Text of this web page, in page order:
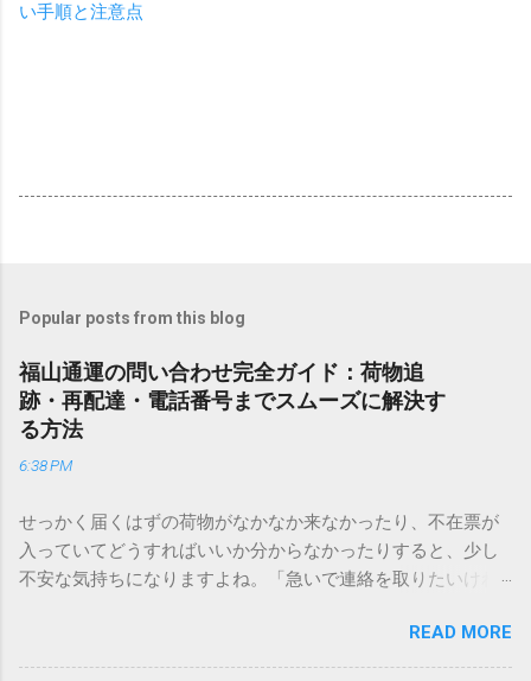
い手順と注意点
Popular posts from this blog
福山通運の問い合わせ完全ガイド：荷物追
跡・再配達・電話番号までスムーズに解決す
る方法
6:38 PM
せっかく届くはずの荷物がなかなか来なかったり、不在票が
入っていてどうすればいいか分からなかったりすると、少し
不安な気持ちになりますよね。「急いで連絡を取りたいけれ
きできる？」といった疑問を抱える方も多いはずです。 福山
通運は企業間物流のイメージが強いかもしれませんが、個人
READ MORE